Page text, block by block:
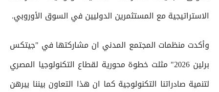
الاستراتيجية مع المستثمرين الدوليين في السوق الأوروبي.
وأكدت منظمات المجتمع المدني ان مشاركتها في "جيتكس
برلين 2026" مثلت خطوة محورية لقطاع التكنولوجيا المصري
لتنمية صادراتنا التكنولوجية كما ان هذا التعاون بيننا يبرهن